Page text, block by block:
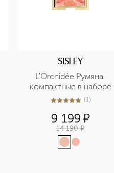
SISLEY
L'Orchidée Румяна
компактные в наборе
5из 51 (1)
9 199 ¤
14 190 ¤